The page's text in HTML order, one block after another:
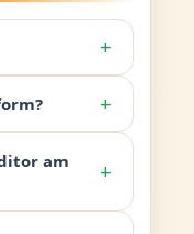
+
+
am
+